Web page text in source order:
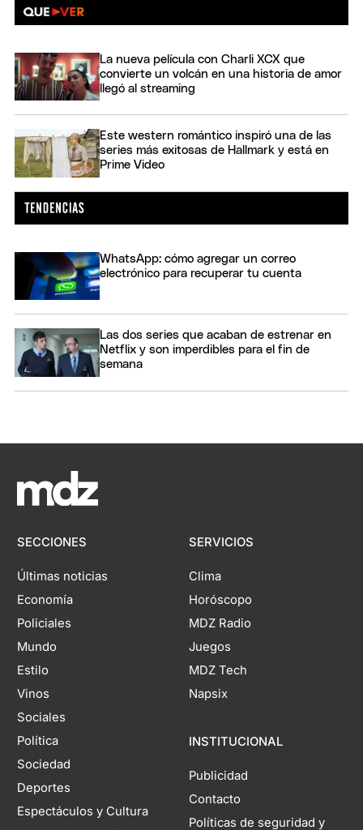
La nueva película con Charli XCX que
convierte un volcán en una historia de amor
llegó al streaming
Este western romántico inspiró una de las
series más exitosas de Hallmark y está en
Prime Video
WhatsApp: cómo agregar un correo
electrónico para recuperar tu cuenta
Las dos series que acaban de estrenar en
Netflix y son imperdibles para el fin de
semana
SECCIONES
Últimas noticias
Economía
Policiales
Mundo
Estilo
Vinos
Sociales
Política
Sociedad
Deportes
Espectáculos y Cultura
SERVICIOS
Clima
Horóscopo
MDZ Radio
Juegos
MDZ Tech
Napsix
INSTITUCIONAL
Publicidad
Contacto
Políticas de seguridad y